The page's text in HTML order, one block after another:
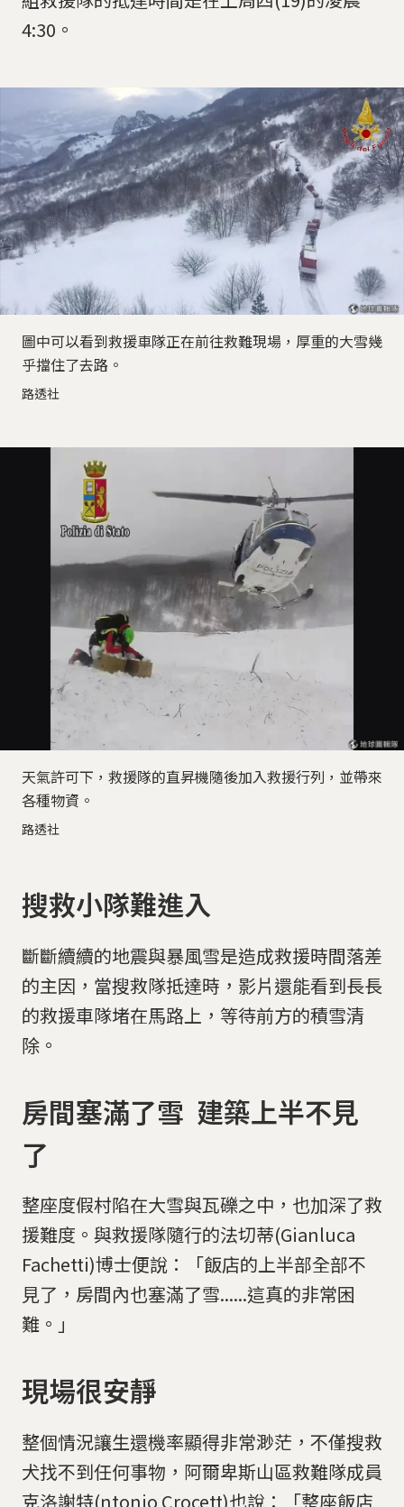
4:30。
圖中可以看到救援車隊正在前往救難現場，厚重的大雪幾
乎擋住了去路。
路透社
天氣許可下，救援隊的直昇機隨後加入救援行列，並帶來
各種物資。
路透社
搜救小隊難進入
斷斷續續的地震與暴風雪是造成救援時間落差
的主因，當搜救隊抵達時，影片還能看到長長
的救援車隊堵在馬路上，等待前方的積雪清
除。
房間塞滿了雪 建築上半不見
了
整座度假村陷在大雪與瓦礫之中，也加深了救
援難度。與救援隊隨行的法切蒂(Gianluca
Fachetti)博士便說：「飯店的上半部全部不
見了，房間內也塞滿了雪......這真的非常困
難。」
現場很安靜
整個情況讓生還機率顯得非常渺茫，不僅搜救
犬找不到任何事物，阿爾卑斯山區救難隊成員
克洛謝特(ntonio Crocett)也說：「整座飯店